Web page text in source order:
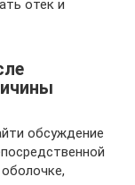
отек и
обсуждение